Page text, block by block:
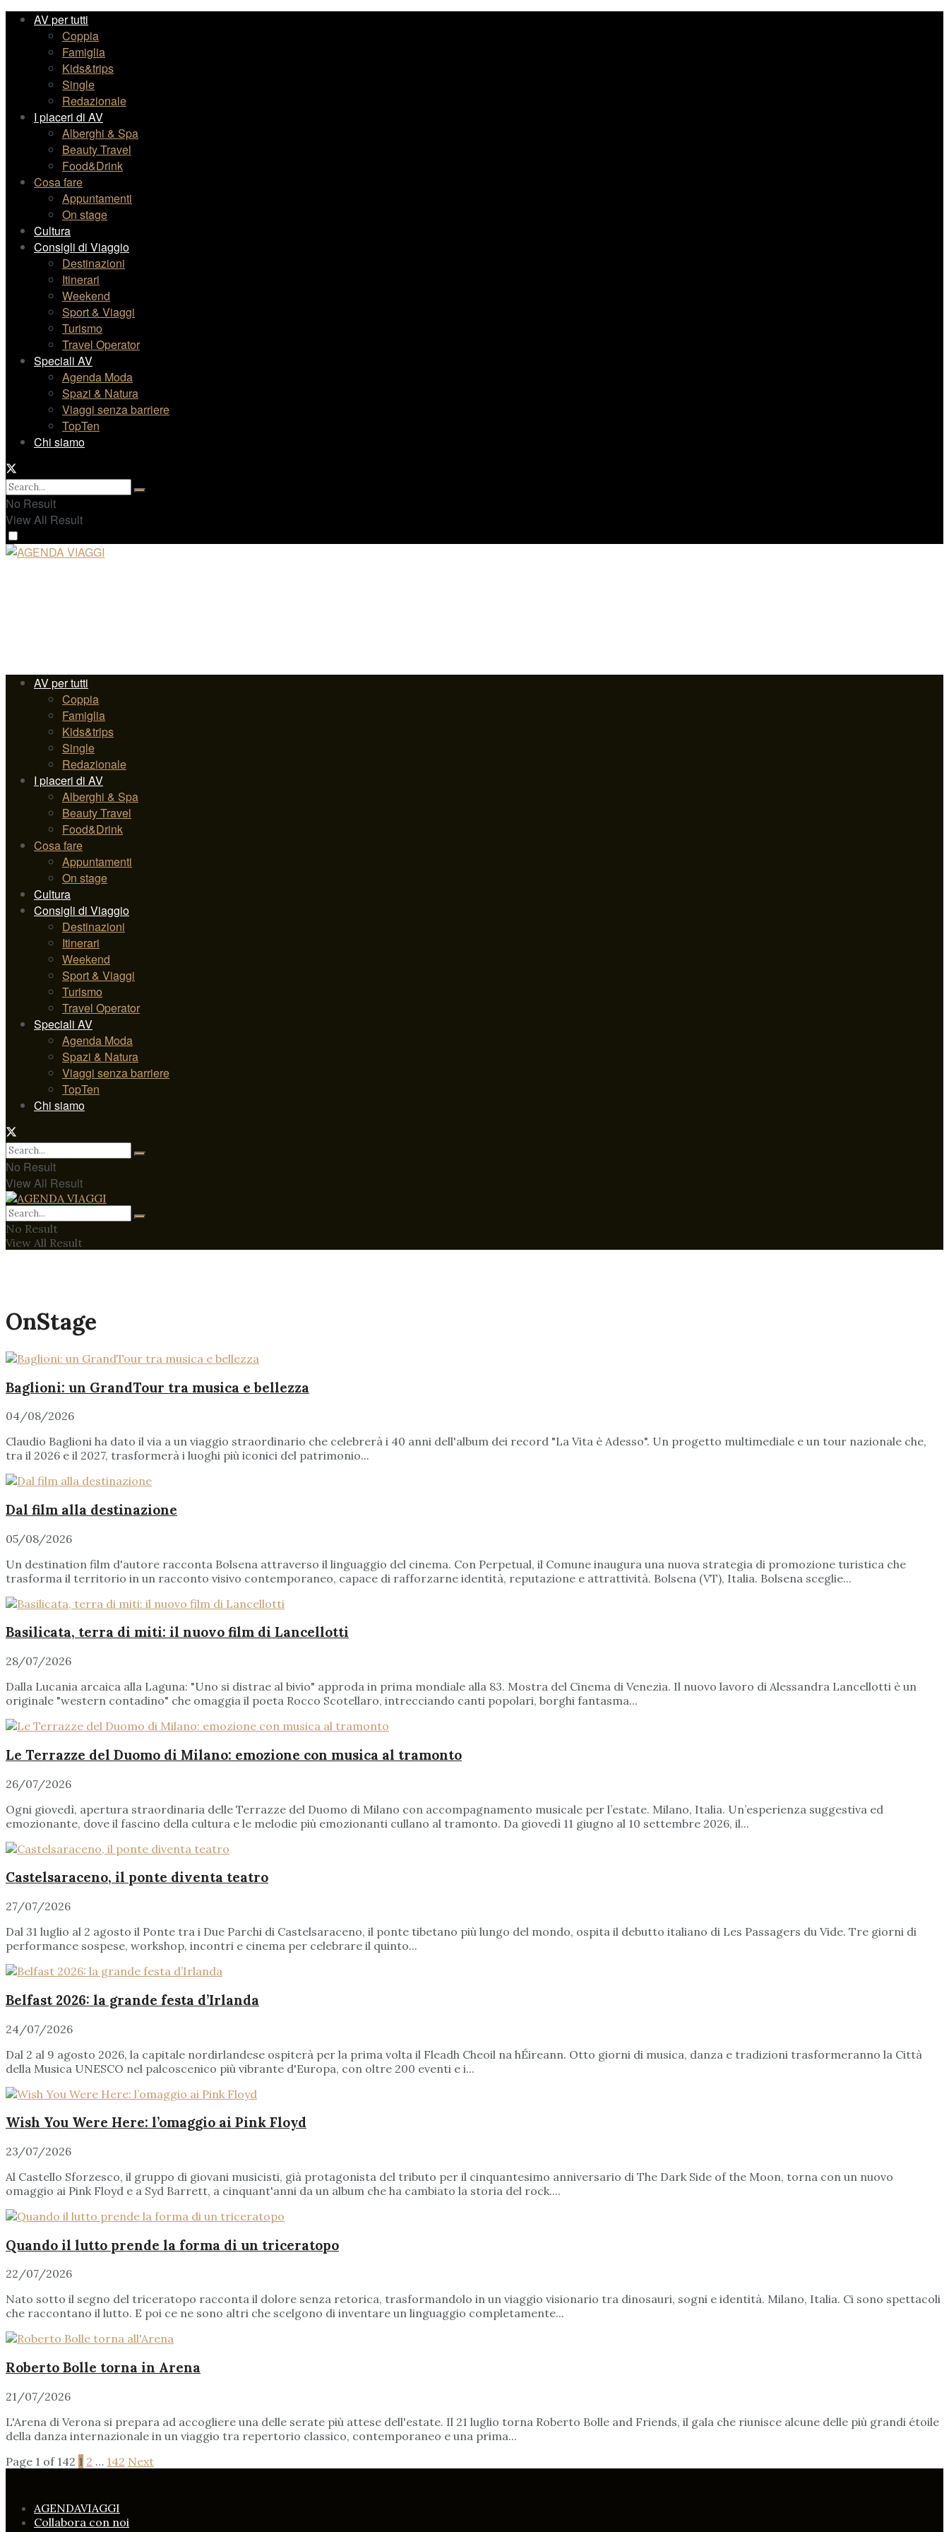
AV per tutti
Coppia
Famiglia
Kids&trips
Single
Redazionale
I piaceri di AV
Alberghi & Spa
Beauty Travel
Food&Drink
Cosa fare
Appuntamenti
On stage
Cultura
Consigli di Viaggio
Destinazioni
Itinerari
Weekend
Sport & Viaggi
Turismo
Travel Operator
Speciali AV
Agenda Moda
Spazi & Natura
Viaggi senza barriere
TopTen
Chi siamo
No Result
View All Result
AV per tutti
Coppia
Famiglia
Kids&trips
Single
Redazionale
I piaceri di AV
Alberghi & Spa
Beauty Travel
Food&Drink
Cosa fare
Appuntamenti
On stage
Cultura
Consigli di Viaggio
Destinazioni
Itinerari
Weekend
Sport & Viaggi
Turismo
Travel Operator
Speciali AV
Agenda Moda
Spazi & Natura
Viaggi senza barriere
TopTen
Chi siamo
No Result
View All Result
No Result
View All Result
OnStage
Baglioni: un GrandTour tra musica e bellezza
04/08/2026
Claudio Baglioni ha dato il via a un viaggio straordinario che celebrerà i 40 anni dell'album dei record "La Vita è Adesso". Un progetto multimediale e un tour nazionale che,
tra il 2026 e il 2027, trasformerà i luoghi più iconici del patrimonio...
Dal film alla destinazione
05/08/2026
Un destination film d'autore racconta Bolsena attraverso il linguaggio del cinema. Con Perpetual, il Comune inaugura una nuova strategia di promozione turistica che
trasforma il territorio in un racconto visivo contemporaneo, capace di rafforzarne identità, reputazione e attrattività. Bolsena (VT), Italia. Bolsena sceglie...
Basilicata, terra di miti: il nuovo film di Lancellotti
28/07/2026
Dalla Lucania arcaica alla Laguna: "Uno si distrae al bivio" approda in prima mondiale alla 83. Mostra del Cinema di Venezia. Il nuovo lavoro di Alessandra Lancellotti è un
originale "western contadino" che omaggia il poeta Rocco Scotellaro, intrecciando canti popolari, borghi fantasma...
Le Terrazze del Duomo di Milano: emozione con musica al tramonto
26/07/2026
Ogni giovedì, apertura straordinaria delle Terrazze del Duomo di Milano con accompagnamento musicale per l’estate. Milano, Italia. Un’esperienza suggestiva ed
emozionante, dove il fascino della cultura e le melodie più emozionanti cullano al tramonto. Da giovedì 11 giugno al 10 settembre 2026, il...
Castelsaraceno, il ponte diventa teatro
27/07/2026
Dal 31 luglio al 2 agosto il Ponte tra i Due Parchi di Castelsaraceno, il ponte tibetano più lungo del mondo, ospita il debutto italiano di Les Passagers du Vide. Tre giorni di
performance sospese, workshop, incontri e cinema per celebrare il quinto...
Belfast 2026: la grande festa d’Irlanda
24/07/2026
Dal 2 al 9 agosto 2026, la capitale nordirlandese ospiterà per la prima volta il Fleadh Cheoil na hÉireann. Otto giorni di musica, danza e tradizioni trasformeranno la Città
della Musica UNESCO nel palcoscenico più vibrante d'Europa, con oltre 200 eventi e i...
Wish You Were Here: l’omaggio ai Pink Floyd
23/07/2026
Al Castello Sforzesco, il gruppo di giovani musicisti, già protagonista del tributo per il cinquantesimo anniversario di The Dark Side of the Moon, torna con un nuovo
omaggio ai Pink Floyd e a Syd Barrett, a cinquant'anni da un album che ha cambiato la storia del rock....
Quando il lutto prende la forma di un triceratopo
22/07/2026
Nato sotto il segno del triceratopo racconta il dolore senza retorica, trasformandolo in un viaggio visionario tra dinosauri, sogni e identità. Milano, Italia. Ci sono spettacoli
che raccontano il lutto. E poi ce ne sono altri che scelgono di inventare un linguaggio completamente...
Roberto Bolle torna in Arena
21/07/2026
L'Arena di Verona si prepara ad accogliere una delle serate più attese dell'estate. Il 21 luglio torna Roberto Bolle and Friends, il gala che riunisce alcune delle più grandi étoile
della danza internazionale in un viaggio tra repertorio classico, contemporaneo e una prima...
Page 1 of 142 1 2 … 142 Next
AGENDAVIAGGI
Collabora con noi